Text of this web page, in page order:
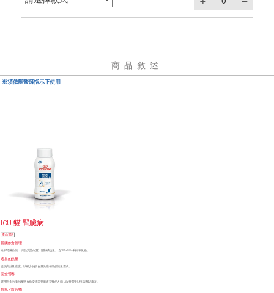
商品敘述